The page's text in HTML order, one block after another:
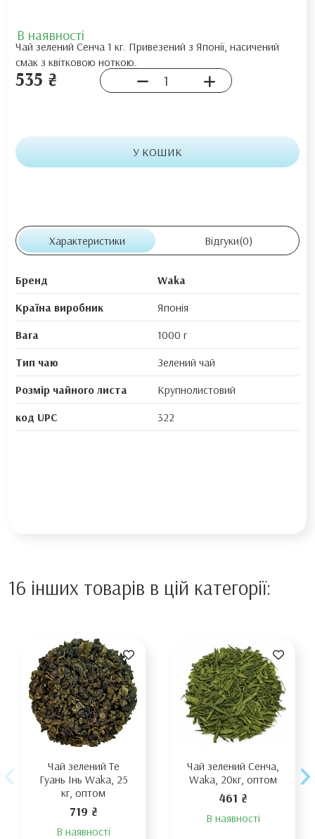
Чай зелений Сенча 1 кг. Привезений з Японії, насичений
смак з квітковою ноткою.
В наявності
535 ₴
У КОШИК
Характеристики Відгуки(0)
Бренд
Waka
Країна виробник
Японія
Вага
1000 г
Тип чаю
Зелений чай
Розмір чайного листа
Крупнолистовий
код UPC
322
16 інших товарів в цій категорії:
Чай зелений Те
Гуань Інь Waka, 25
кг, оптом
719 ₴
В наявності
Чай зелений Сенча,
Waka, 20кг, оптом
461 ₴
В наявності